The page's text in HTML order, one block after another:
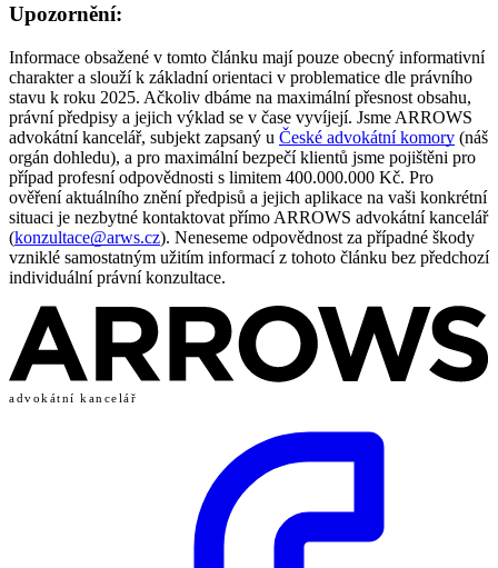
Upozornění:
Informace obsažené v tomto článku mají pouze obecný informativní
charakter a slouží k základní orientaci v problematice dle právního
stavu k roku 2025. Ačkoliv dbáme na maximální přesnost obsahu,
právní předpisy a jejich výklad se v čase vyvíjejí. Jsme ARROWS
advokátní kancelář, subjekt zapsaný u České advokátní komory (náš
orgán dohledu), a pro maximální bezpečí klientů jsme pojištěni pro
případ profesní odpovědnosti s limitem 400.000.000 Kč. Pro
ověření aktuálního znění předpisů a jejich aplikace na vaši konkrétní
situaci je nezbytné kontaktovat přímo ARROWS advokátní kancelář
(konzultace@arws.cz). Neneseme odpovědnost za případné škody
vzniklé samostatným užitím informací z tohoto článku bez předchozí
individuální právní konzultace.
advokátní kancelář